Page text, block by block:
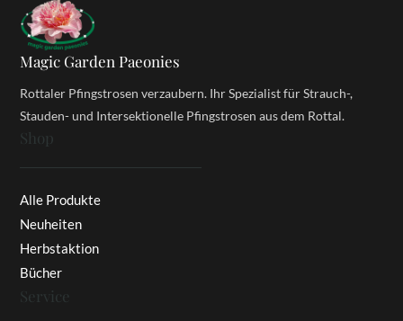
Magic Garden Paeonies
Rottaler Pfingstrosen verzaubern. Ihr Spezialist für Strauch-,
Stauden- und Intersektionelle Pfingstrosen aus dem Rottal.
Shop
Alle Produkte
Neuheiten
Herbstaktion
Bücher
Service